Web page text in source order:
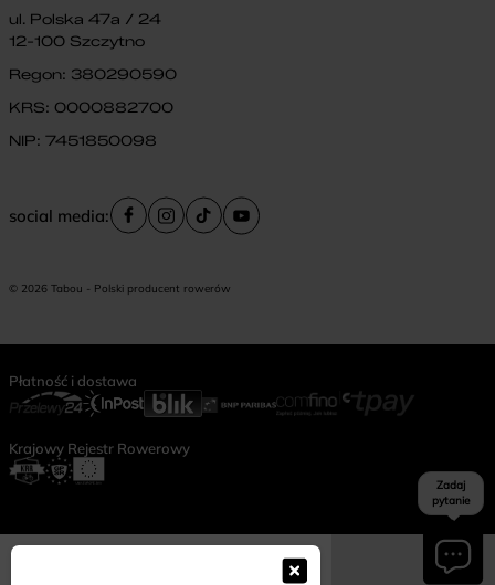
ul. Polska 47a / 24
12-100 Szczytno
Regon: 380290590
KRS: 0000882700
NIP: 7451850098
social media:
© 2026 Tabou - Polski producent rowerów
Płatność i dostawa
Krajowy Rejestr Rowerowy
Zadaj
pytanie